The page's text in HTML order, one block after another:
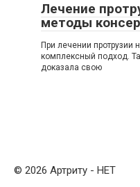
Лечение
методы
При лечении протрузии
комплексный подход.
доказала свою
© 2026 Артриту - НЕТ